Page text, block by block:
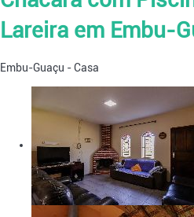
Lareira em Embu-
Embu-Guaçu -Casa